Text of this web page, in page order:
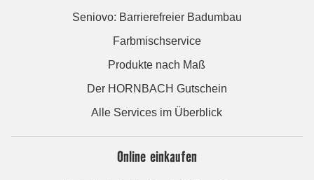
Seniovo: Barrierefreier Badumbau
Farbmischservice
Produkte nach Maß
Der HORNBACH Gutschein
Alle Services im Überblick
Online einkaufen